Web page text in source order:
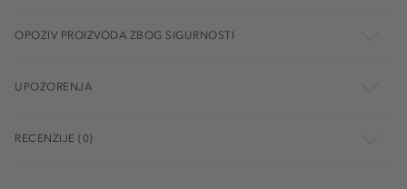
OPOZIV PROIZVODA ZBOG SIGURNOSTI
UPOZORENJA
RECENZIJE (0)